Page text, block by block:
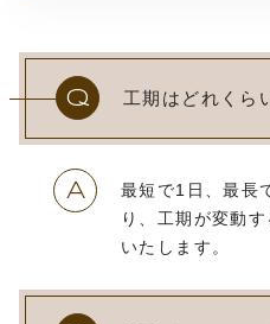
プライバシ
Q 工期はどれくら
A
最短で1日、最長
り、工期が変動
いたします。